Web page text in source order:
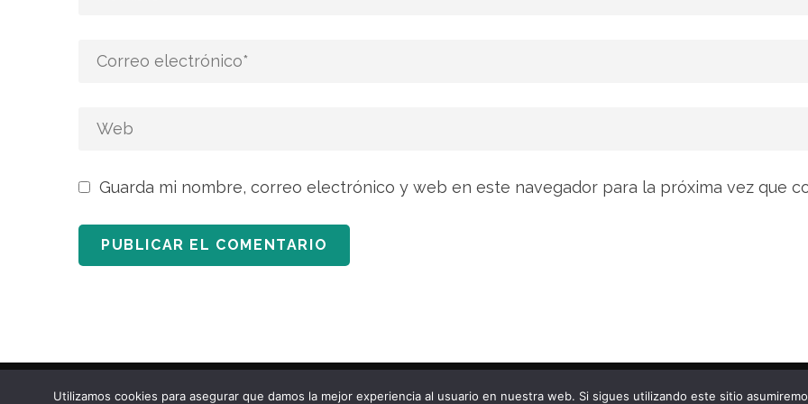
Guarda mi nombre, correo electrónico y web en este navegador para la próxima vez que
2020 © Copyrights Iroko Forestal Sostenible. Política de privacidad Charity Care |
Utilizamos cookies para asegurar que damos la mejor experiencia al usuario en nuestra web. Si sigues utilizando este sitio